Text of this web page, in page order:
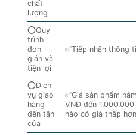
chất
lượng
⭕Quy
trình
đơn
giản và
tiện lợi
✅Tiếp nhận thông
⭕Dịch
vụ giao
hàng
đến tận
cửa
✅Giá sản phẩm
VNĐ đến
nào có giá thấp